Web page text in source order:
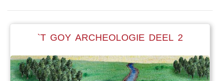
`T GOY ARCHEOLOGIE DEEL 2